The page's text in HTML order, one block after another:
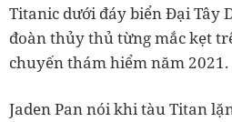
Titanic dưới đáy biển Đại Tây
đoàn thủy thủ từng mắc kẹt
chuyến thám hiểm năm 2021.
Jaden Pan nói khi tàu Titan